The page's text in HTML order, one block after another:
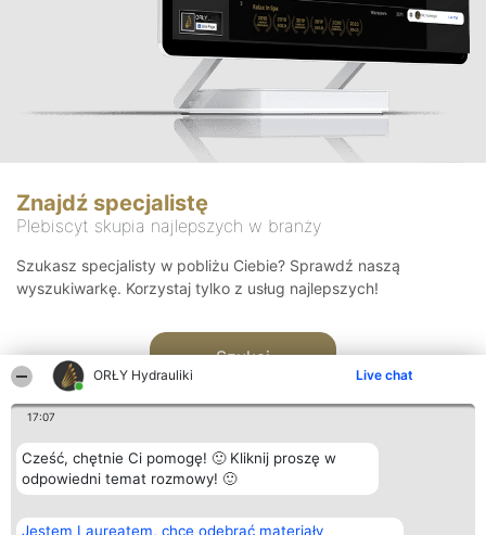
ORŁY Hydrauliki Live chat
17:07
Cześć, chętnie Ci pomogę! 🙂 Kliknij proszę w
odpowiedni temat rozmowy! 🙂
Jestem Laureatem, chcę odebrać materiały
Znajdź specjalistę
Plebiscyt skupia najlepszych w branży
Szukasz specjalisty w pobliżu Ciebie? Sprawdź naszą
wyszukiwarkę. Korzystaj tylko z usług najlepszych!
Szukaj
Organizator plebiscytu
Bright Side Solutions sp. z o.
Plebiscyt
Laureaci
Kontakt
Kontakt